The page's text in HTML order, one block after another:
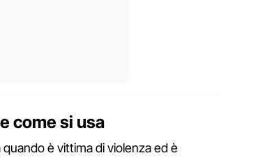
come si usa
è vittima di violenza ed è